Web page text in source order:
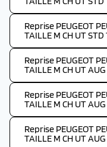
Reprise PEUGEOT
TAILLE M CH UT STD
Reprise PEUGEOT
TAILLE M CH UT
Reprise PEUGEOT
TAILLE M CH UT
Reprise PEUGEOT
TAILLE M CH UT